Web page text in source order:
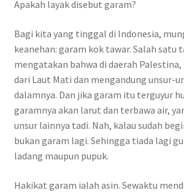
Apakah layak disebut garam?
Bagi kita yang tinggal di Indonesia,
keanehan: garam kok tawar. Salah satu
mengatakan bahwa di daerah
dari Laut Mati dan mengandung unsur-
dalamnya. Dan jika garam itu terguyur
garamnya akan larut dan terbawa air,
unsur lainnya tadi. Nah, kalau sudah
bukan garam lagi. Sehingga tiada lagi
ladang maupun pupuk.
Hakikat garam ialah asin. Sewaktu